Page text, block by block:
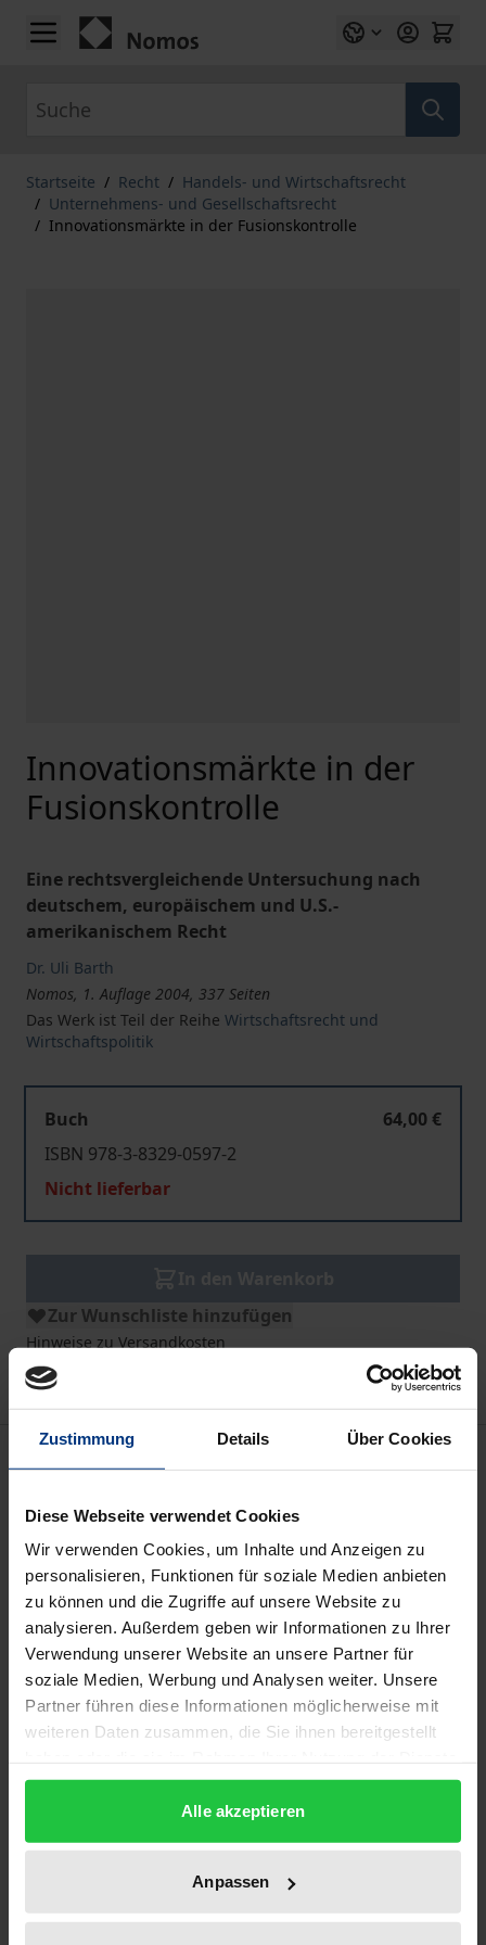
Zustimmung Details Über Cookies
Diese Webseite verwendet Cookies
Wir verwenden Cookies, um Inhalte und Anzeigen zu
personalisieren, Funktionen für soziale Medien anbieten
zu können und die Zugriffe auf unsere Website zu
analysieren. Außerdem geben wir Informationen zu Ihrer
Verwendung unserer Website an unsere Partner für
soziale Medien, Werbung und Analysen weiter. Unsere
Partner führen diese Informationen möglicherweise mit
weiteren Daten zusammen, die Sie ihnen bereitgestellt
gesammelt haben.
Alle akzeptieren
Anpassen
Zum Inhalt springen
Startseite / Recht / Handels- und Wirtschaftsrecht
/ Unternehmens- und Gesellschaftsrecht
/ Innovationsmärkte in der Fusionskontrolle
Innovationsmärkte in der
Fusionskontrolle
Eine rechtsvergleichende Untersuchung nach
deutschem, europäischem und U.S.-
amerikanischem Recht
Dr. Uli Barth
Nomos, 1. Auflage 2004, 337 Seiten
Das Werk ist Teil der Reihe Wirtschaftsrecht und
Wirtschaftspolitik
Buch
64,00 €
ISBN 978-3-8329-0597-2
Nicht lieferbar
Zur Wunschliste hinzufügen
Hinweise zu Versandkosten
Beschreibung
Innovationen sind sowohl für Unternehmen als auch
für den gesamtgesellschaftlichen Wohlstand von
herausragender Bedeutung. Gleichwohl ist das
Verständnis dieses wichtigen
Wettbewerbsprozesses bisher sehr lückenhaft,
wodurch beim Rechtsanwender erhebliche
Unsicherheiten über die kartellrechtlichen Grenzen
zulässigen Verhaltens entstehen.
auch die gegenwärtige Rechtslage einschließlich
ihrer Defizite und Weiterentwicklungsmöglichkeiten
erörtert. Einen besonderen Schwerpunkt bildet
dabei unter anderem die Frage nach der